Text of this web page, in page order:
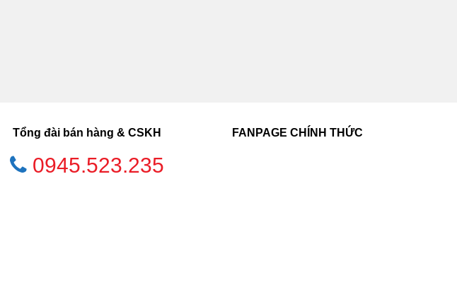
Tổng đài bán hàng & CSKH
0945.523.235
FANPAGE CHÍNH THỨC